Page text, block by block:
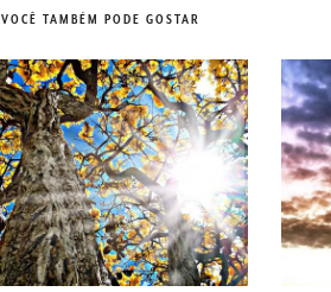
VOCÊ TAMBÉM PODE GOSTAR